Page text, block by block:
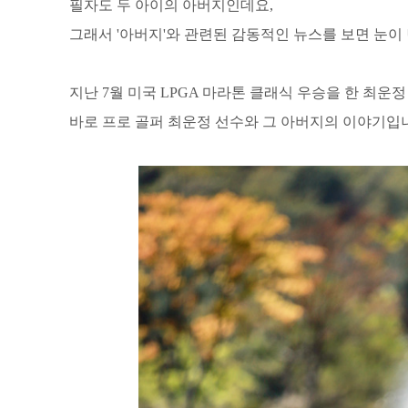
필자도 두 아이의 아버지인데요,
그래서 '아버지'와 관련된 감동적인 뉴스를 보면 눈
지난 7월 미국 LPGA 마라톤 클래식 우승을 한 최운
바로 프로 골퍼 최운정 선수와 그 아버지의 이야기입